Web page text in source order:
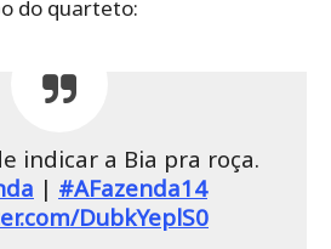
do quarteto:
indicar a Bia pra roça.
| #AFazenda14
DubkYeplS0